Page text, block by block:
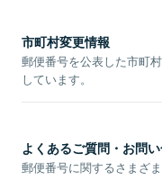
市町村変更情報
郵便番号を公表した市町
しています。
よくあるご質問・お問
郵便番号に関するさまざ